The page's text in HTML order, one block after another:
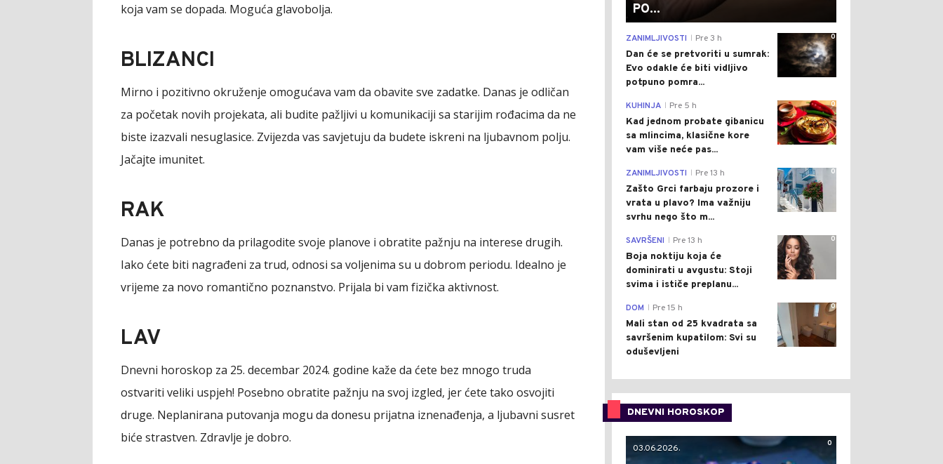
koja vam se dopada. Moguća glavobolja.
BLIZANCI
Mirno i pozitivno okruženje omogućava vam da obavite sve zadatke. Danas je odličan
za početak novih projekata, ali budite pažljivi u komunikaciji sa starijim rođacima da ne
biste izazvali nesuglasice. Zvijezda vas savjetuju da budete iskreni na ljubavnom polju.
Jačajte imunitet.
RAK
Danas je potrebno da prilagodite svoje planove i obratite pažnju na interese drugih.
Iako ćete biti nagrađeni za trud, odnosi sa voljenima su u dobrom periodu. Idealno je
vrijeme za novo romantično poznanstvo. Prijala bi vam fizička aktivnost.
LAV
Dnevni horoskop za 25. decembar 2024. godine kaže da ćete bez mnogo truda
ostvariti veliki uspjeh! Posebno obratite pažnju na svoj izgled, jer ćete tako osvojiti
druge. Neplanirana putovanja mogu da donesu prijatna iznenađenja, a ljubavni susret
biće strastven. Zdravlje je dobro.
PO...
0
ZANIMLJIVOSTI Pre 3 h
Dan će se pretvoriti u sumrak:
Evo odakle će biti vidljivo
potpuno pomra...
0
KUHINJA Pre 5 h
Kad jednom probate gibanicu
sa mlincima, klasične kore
vam više neće pas...
0
ZANIMLJIVOSTI Pre 13 h
Zašto Grci farbaju prozore i
vrata u plavo? Ima važniju
svrhu nego što m...
0
SAVRŠENI Pre 13 h
Boja noktiju koja će
dominirati u avgustu: Stoji
svima i ističe preplanu...
0
DOM Pre 15 h
Mali stan od 25 kvadrata sa
savršenim kupatilom: Svi su
oduševljeni
DNEVNI HOROSKOP
0
03.06.2026.